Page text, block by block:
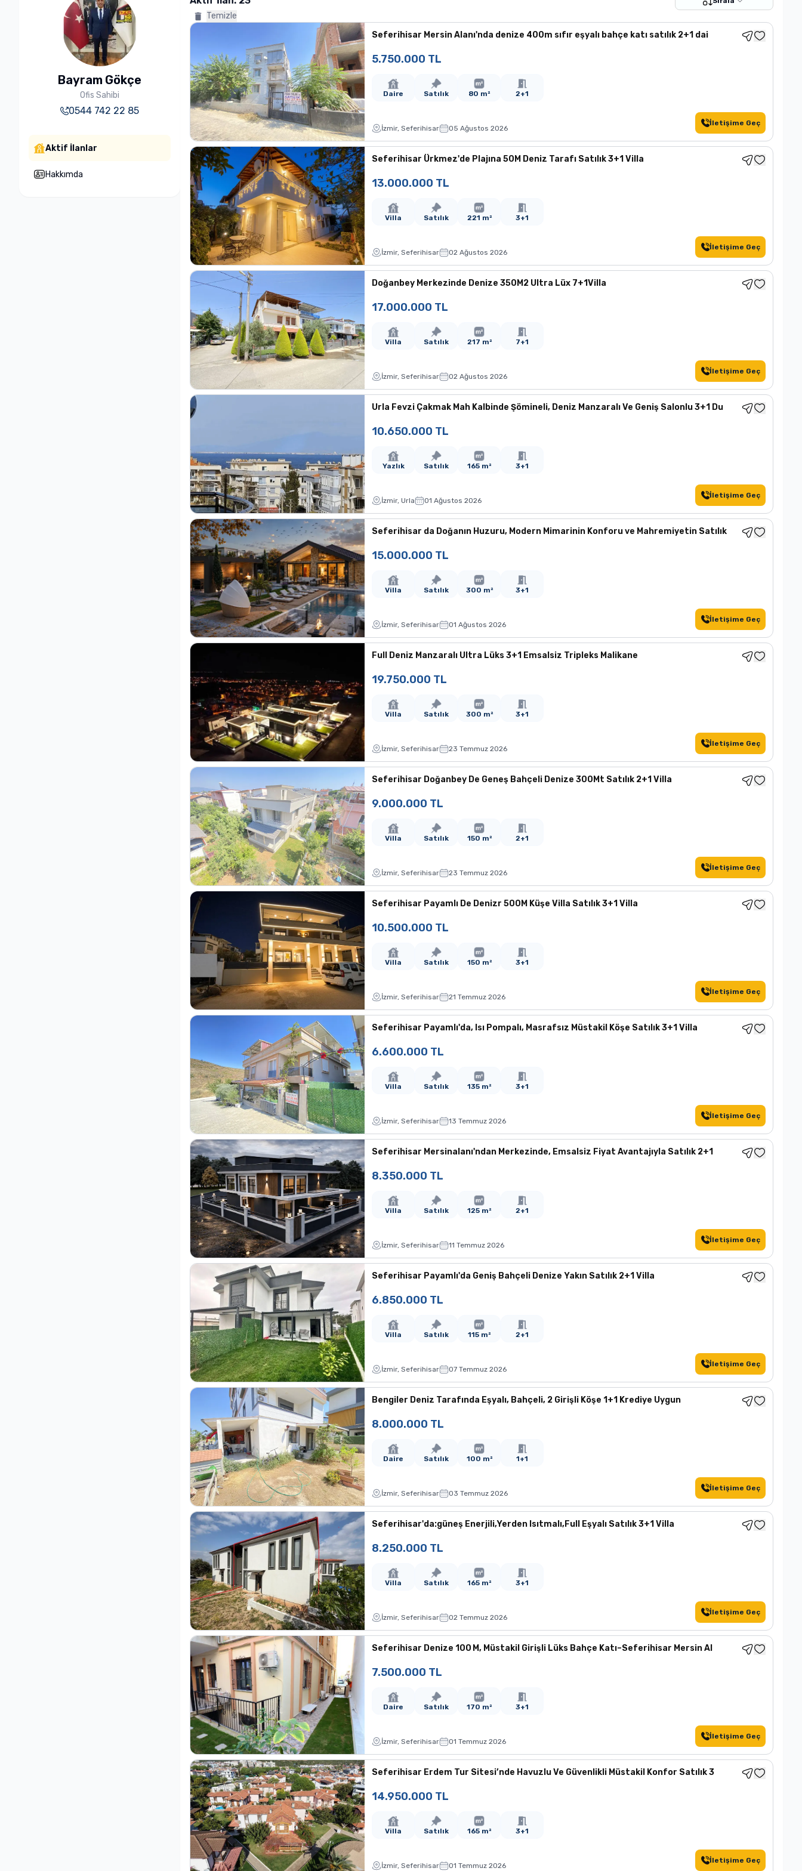
Bayram Gökçe
Ofis Sahibi
0544 742 22 85
Aktif İlanlar
Hakkımda
Temizle
Seferihisar Mersin Alanı'nda denize 400m sıfır eşyalı bahçe katı satılık 2+1 dai
5.750.000 TL
Daire Satılık 80 m² 2+1
İzmir, Seferihisar 05 Ağustos 2026
İletişime Geç
Seferihisar Ürkmez'de Plajına 50M Deniz Tarafı Satılık 3+1 Villa
13.000.000 TL
Villa Satılık 221 m² 3+1
İzmir, Seferihisar 02 Ağustos 2026
İletişime Geç
Doğanbey Merkezinde Denize 350M2 Ultra Lüx 7+1Villa
17.000.000 TL
Villa Satılık 217 m² 7+1
İzmir, Seferihisar 02 Ağustos 2026
İletişime Geç
Urla Fevzi Çakmak Mah Kalbinde Şömineli, Deniz Manzaralı Ve Geniş Salonlu 3+1 Du
10.650.000 TL
Yazlık Satılık 165 m² 3+1
İzmir, Urla 01 Ağustos 2026
İletişime Geç
Seferihisar da Doğanın Huzuru, Modern Mimarinin Konforu ve Mahremiyetin Satılık
15.000.000 TL
Villa Satılık 300 m² 3+1
İzmir, Seferihisar 01 Ağustos 2026
İletişime Geç
Full Deniz Manzaralı Ultra Lüks 3+1 Emsalsiz Tripleks Malikane
19.750.000 TL
Villa Satılık 300 m² 3+1
İzmir, Seferihisar 23 Temmuz 2026
İletişime Geç
Seferihisar Doğanbey De Geneş Bahçeli Denize 300Mt Satılık 2+1 Villa
9.000.000 TL
Villa Satılık 150 m² 2+1
İzmir, Seferihisar 23 Temmuz 2026
İletişime Geç
Seferihisar Payamlı De Denizr 500M Küşe Villa Satılık 3+1 Villa
10.500.000 TL
Villa Satılık 150 m² 3+1
İzmir, Seferihisar 21 Temmuz 2026
İletişime Geç
Seferihisar Payamlı'da, Isı Pompalı, Masrafsız Müstakil Köşe Satılık 3+1 Villa
6.600.000 TL
Villa Satılık 135 m² 3+1
İzmir, Seferihisar 13 Temmuz 2026
İletişime Geç
Seferihisar Mersinalanı'ndan Merkezinde, Emsalsiz Fiyat Avantajıyla Satılık 2+1
8.350.000 TL
Villa Satılık 125 m² 2+1
İzmir, Seferihisar 11 Temmuz 2026
İletişime Geç
Seferihisar Payamlı'da Geniş Bahçeli Denize Yakın Satılık 2+1 Villa
6.850.000 TL
Villa Satılık 115 m² 2+1
İzmir, Seferihisar 07 Temmuz 2026
İletişime Geç
Bengiler Deniz Tarafında Eşyalı, Bahçeli, 2 Girişli Köşe 1+1 Krediye Uygun
8.000.000 TL
Daire Satılık 100 m² 1+1
İzmir, Seferihisar 03 Temmuz 2026
İletişime Geç
Seferihisar'da:güneş Enerjili,Yerden Isıtmalı,Full Eşyalı Satılık 3+1 Villa
8.250.000 TL
Villa Satılık 165 m² 3+1
İzmir, Seferihisar 02 Temmuz 2026
İletişime Geç
Seferihisar Denize 100 M, Müstakil Girişli Lüks Bahçe Katı–Seferihisar Mersin Al
7.500.000 TL
Daire Satılık 170 m² 3+1
İzmir, Seferihisar 01 Temmuz 2026
İletişime Geç
Seferihisar Erdem Tur Sitesi’nde Havuzlu Ve Güvenlikli Müstakil Konfor Satılık 3
14.950.000 TL
Villa Satılık 165 m² 3+1
İzmir, Seferihisar 01 Temmuz 2026
İletişime Geç